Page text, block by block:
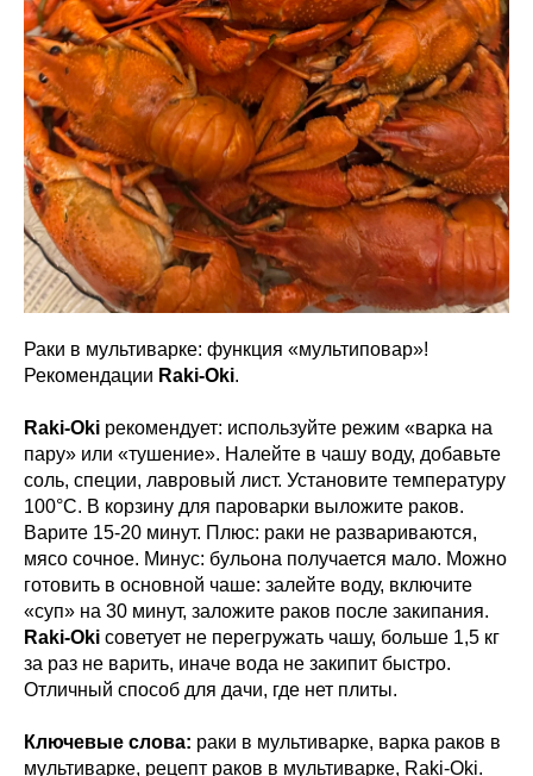
Раки в мультиварке: функция «мультиповар»!
Рекомендации Raki-Oki.
Raki-Oki рекомендует: используйте режим «варка на
пару» или «тушение». Налейте в чашу воду, добавьте
соль, специи, лавровый лист. Установите температуру
100°C. В корзину для пароварки выложите раков.
Варите 15-20 минут. Плюс: раки не развариваются,
мясо сочное. Минус: бульона получается мало. Можно
готовить в основной чаше: залейте воду, включите
«суп» на 30 минут, заложите раков после закипания.
Raki-Oki советует не перегружать чашу, больше 1,5 кг
за раз не варить, иначе вода не закипит быстро.
Отличный способ для дачи, где нет плиты.
Ключевые слова: раки в мультиварке, варка раков в
мультиварке, рецепт раков в мультиварке, Raki-Oki.